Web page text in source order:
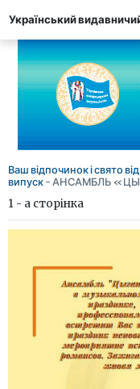
Український
Ваш відпочинок і свято
випуск- АНСАМБЛЬ
1 - а сторінка